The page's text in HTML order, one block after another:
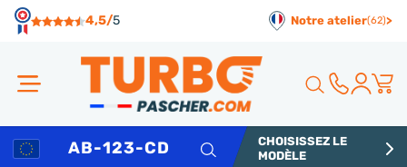
4,5/5 Notre atelier(62)>
Rechercher
CHOISISSEZ LE
MODÈLE
Panneau de gestion des cookies